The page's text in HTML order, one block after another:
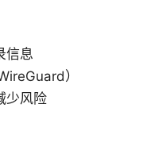
信息
）
少风险